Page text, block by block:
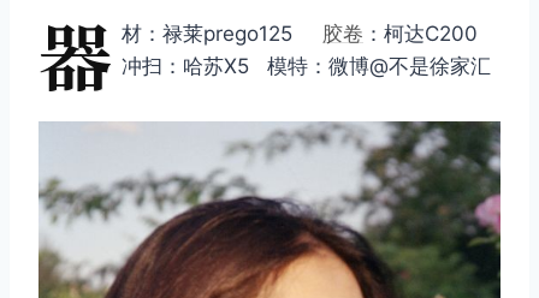
器 材：禄莱prego125 胶卷 ：柯达C200
冲扫：哈苏X5 模特：微博@不是徐家汇